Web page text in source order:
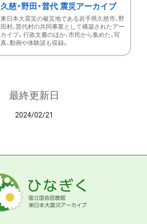
久慈・野田・普代 震災アーカイブ
東日本大震災の被災地である岩手県久慈市、野
田村、普代村の共同事業として構築されたアー
カイブ。行政文書のほか、市民から集めた、写
真、動画や体験談も収録。
最終更新日
2024/02/21